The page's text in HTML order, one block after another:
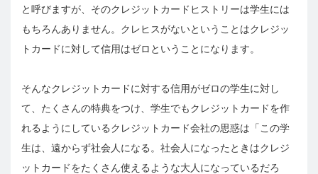
と呼びますが、そのクレジットカードヒストリーは学生には
もちろんありません。クレヒスがないということはクレジッ
トカードに対して信用はゼロということになります。
そんなクレジットカードに対する信用がゼロの学生に対し
て、たくさんの特典をつけ、学生でもクレジットカードを作
れるようにしているクレジットカード会社の思惑は「この学
生は、遠からず社会人になる。社会人になったときはクレジ
ットカードをたくさん使えるような大人になっているだろ